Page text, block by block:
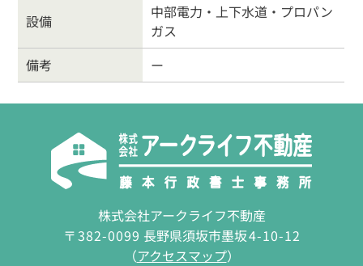
設備
中部電力・上下水道・プロパン
ガス
備考
ー
株式会社アークライフ不動産
〒382-0099 長野県須坂市墨坂4-10-12
（アクセスマップ）